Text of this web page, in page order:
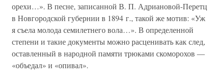
орехи…». В песне, записанной В. П. Адриановой-Перетц
в Новгородской губернии в 1894 г., такой же мотив: «Уж
я съела молода семилетнего вола…». В определенной
степени и такие документы можно расценивать как след,
оставленный в народной памяти трюками скоморохов —
«объедал» и «опивал».